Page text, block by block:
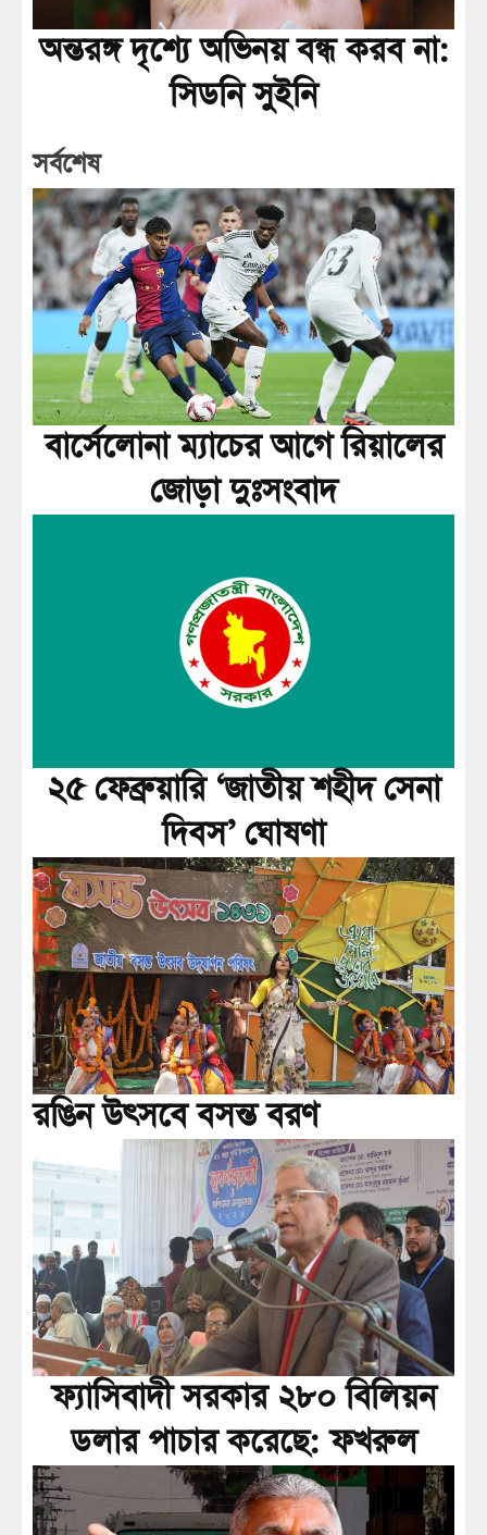
অন্তরঙ্গ দৃশ্যে অভিনয় বন্ধ করব না:
সিডনি সুইনি
সর্বশেষ
বার্সেলোনা ম্যাচের আগে রিয়ালের
জোড়া দুঃসংবাদ
২৫ ফেব্রুয়ারি ‘জাতীয় শহীদ সেনা
দিবস’ ঘোষণা
রঙিন উৎসবে বসন্ত বরণ
ফ্যাসিবাদী সরকার ২৮০ বিলিয়ন
ডলার পাচার করেছে: ফখরুল